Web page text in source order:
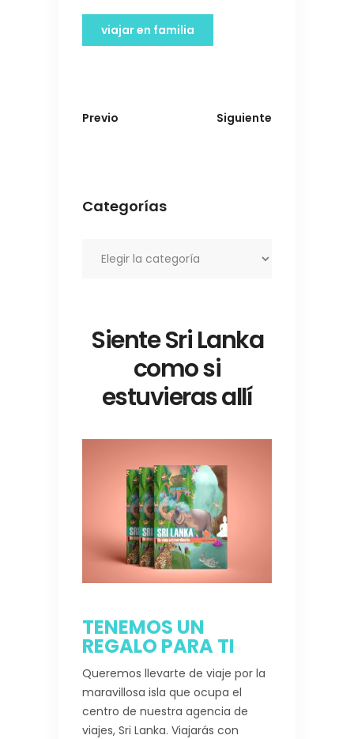
viajar en familia
Previo Siguiente
Categorías
Siente Sri Lanka
como si
estuvieras allí
TENEMOS UN
REGALO PARA TI
Queremos llevarte de viaje por la
maravillosa isla que ocupa el
centro de nuestra agencia de
viajes, Sri Lanka. Viajarás con